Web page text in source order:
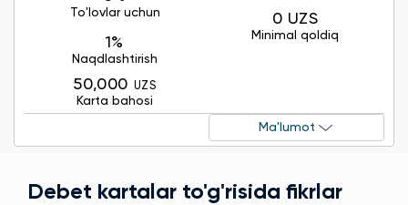
To'lovlar uchun
1%
Naqdlashtirish
0 UZS
Minimal qoldiq
50,000 UZS
Karta bahosi
Ma'lumot
Debet kartalar to'g'risida fikrlar